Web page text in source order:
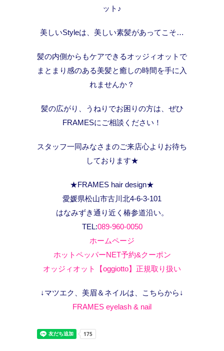
ット♪
美しいStyleは、美しい素髪があってこそ…
髪の内側からもケアできるオッジィオットで
まとまり感のある美髪と癒しの時間を手に入
れませんか？
髪の広がり、うねりでお困りの方は、ぜひ
FRAMESにご相談ください！
スタッフ一同みなさまのご来店心よりお待ち
しております★
★FRAMES hair design★
愛媛県松山市古川北4-6-3-101
はなみずき通り近く椿参道沿い。
TEL:089-960-0050
ホームページ
ホットペッパーNET予約&クーポン
オッジィオット【oggiotto】正規取り扱い
↓マツエク、美眉＆ネイルは、こちらから↓
FRAMES eyelash & nail